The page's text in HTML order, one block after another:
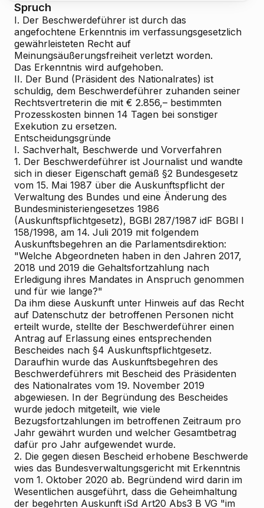
Spruch
I. Der Beschwerdeführer ist durch das
angefochtene Erkenntnis im verfassungsgesetzlich
gewährleisteten Recht auf
Meinungsäußerungsfreiheit verletzt worden.
Das Erkenntnis wird aufgehoben.
II. Der Bund (Präsident des Nationalrates) ist
schuldig, dem Beschwerdeführer zuhanden seiner
Rechtsvertreterin die mit € 2.856,– bestimmten
Prozesskosten binnen 14 Tagen bei sonstiger
Exekution zu ersetzen.
Entscheidungsgründe
I. Sachverhalt, Beschwerde und Vorverfahren
1. Der Beschwerdeführer ist Journalist und wandte
sich in dieser Eigenschaft gemäß §2 Bundesgesetz
vom 15. Mai 1987 über die Auskunftspflicht der
Verwaltung des Bundes und eine Änderung des
Bundesministeriengesetzes 1986
(Auskunftspflichtgesetz), BGBl 287/1987 idF BGBl I
158/1998, am 14. Juli 2019 mit folgendem
Auskunftsbegehren an die Parlamentsdirektion:
"Welche Abgeordneten haben in den Jahren 2017,
2018 und 2019 die Gehaltsfortzahlung nach
Erledigung ihres Mandates in Anspruch genommen
und für wie lange?"
Da ihm diese Auskunft unter Hinweis auf das Recht
auf Datenschutz der betroffenen Personen nicht
erteilt wurde, stellte der Beschwerdeführer einen
Antrag auf Erlassung eines entsprechenden
Bescheides nach §4 Auskunftspflichtgesetz.
Daraufhin wurde das Auskunftsbegehren des
Beschwerdeführers mit Bescheid des Präsidenten
des Nationalrates vom 19. November 2019
abgewiesen. In der Begründung des Bescheides
wurde jedoch mitgeteilt, wie viele
Bezugsfortzahlungen im betroffenen Zeitraum pro
Jahr gewährt wurden und welcher Gesamtbetrag
dafür pro Jahr aufgewendet wurde.
2. Die gegen diesen Bescheid erhobene Beschwerde
wies das Bundesverwaltungsgericht mit Erkenntnis
vom 1. Oktober 2020 ab. Begründend wird darin im
Wesentlichen ausgeführt, dass die Geheimhaltung
der begehrten Auskunft iSd Art20 Abs3 B VG "im